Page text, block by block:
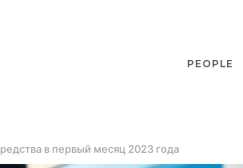
PEOPLE
в первый месяц 2023 года